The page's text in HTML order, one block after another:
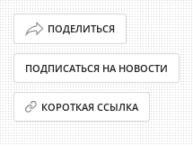
ПОДЕЛИТЬСЯ
ПОДПИСАТЬСЯ НА НОВОСТИ
КОРОТКАЯ ССЫЛКА